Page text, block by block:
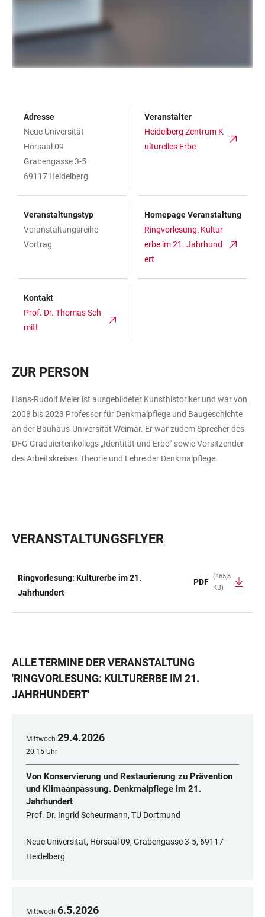
Adresse
Neue Universität
Hörsaal 09
Grabengasse 3-5
69117 Heidelberg
Veranstalter
Heidelberg Zentrum K
ulturelles Erbe
Veranstaltungstyp
Veranstaltungsreihe
Vortrag
Homepage Veranstaltung
Ringvorlesung: Kultur
erbe im 21. Jahrhund
ert
Kontakt
Prof. Dr. Thomas Sch
mitt
ZUR PERSON
Hans-Rudolf Meier ist ausgebildeter Kunsthistoriker und war von
2008 bis 2023 Professor für Denkmalpflege und Baugeschichte
an der Bauhaus-Universität Weimar. Er war zudem Sprecher des
DFG Graduiertenkollegs „Identität und Erbe“ sowie Vorsitzender
des Arbeitskreises Theorie und Lehre der Denkmalpflege.
VERANSTALTUNGSFLYER
TABELLE
Ringvorlesung: Kulturerbe im 21.
Jahrhundert
PDF
(465,3
KB)
ALLE TERMINE DER VERANSTALTUNG
'RINGVORLESUNG: KULTURERBE IM 21.
JAHRHUNDERT'
Mittwoch 29.4.2026
20:15 Uhr
Von Konservierung und Restaurierung zu Prävention
und Klimaanpassung. Denkmalpflege im 21.
Jahrhundert
Prof. Dr. Ingrid Scheurmann, TU Dortmund
Neue Universität, Hörsaal 09, Grabengasse 3-5, 69117
Heidelberg
Mittwoch 6.5.2026